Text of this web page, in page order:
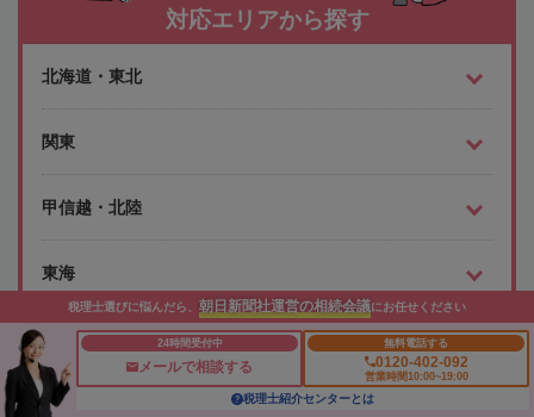
対応エリアから探す
北海道・東北
関東
甲信越・北陸
東海
関西
中国・四国
税理士選びに悩んだら、 朝日新聞社運営の相続会議にお任せください
24時間受付中
メールで相談する
無料電話する
0120-402-092
営業時間10:00~19:00
税理士紹介センターとは